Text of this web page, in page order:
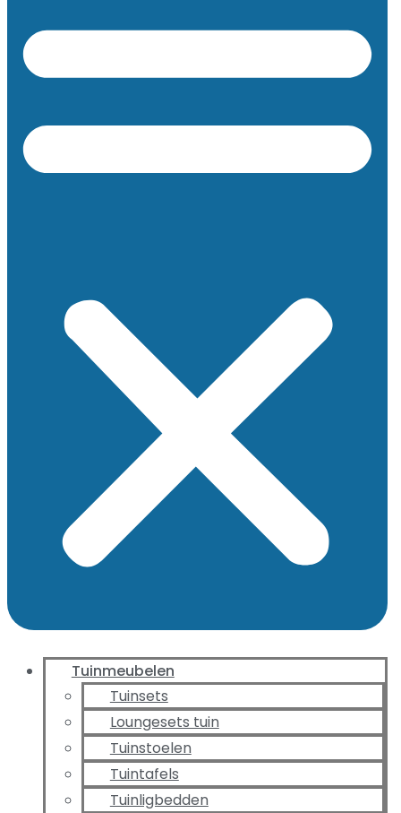
Tuinmeubelen
Tuinsets
Loungesets tuin
Tuinstoelen
Tuintafels
Tuinligbedden